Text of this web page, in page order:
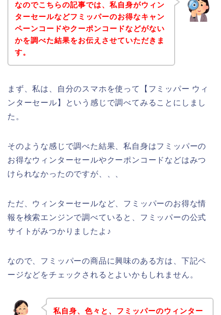
なのでこちらの記事では、私自身がウィン
ターセールなどフミッパーのお得なキャン
ペーンコードやクーポンコードなどがない
かを調べた結果をお伝えさせていただきま
す。
まず、私は、自分のスマホを使って【フミッパー ウィ
ンターセール】という感じで調べてみることにしまし
た。
そのような感じで調べた結果、私自身はフミッパーの
お得なウィンターセールやクーポンコードなどはみつ
けられなかったのですが、、、
ただ、ウィンターセールなど、フミッパーのお得な情
報を検索エンジンで調べていると、フミッパーの公式
サイトがみつかりましたよ♪
なので、フミッパーの商品に興味のある方は、下記ペ
ージなどをチェックされるとよいかもしれません。
私自身、色々と、フミッパーのウィンター